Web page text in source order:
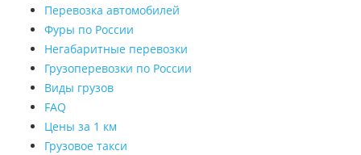
Перевозка автомобилей
Фуры по России
Негабаритные перевозки
Грузоперевозки по России
Виды грузов
FAQ
Цены за 1 км
Грузовое такси